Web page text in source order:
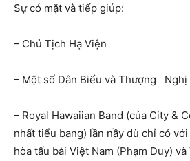
Sự có mặt và tiếp giúp:
– Chủ Tịch Hạ Viện
– Một số Dân Biểu và Thượng Nghị
– Royal Hawaiian Band (của City &
nhất tiểu bang) lần nầy dù chỉ có
hòa tấu bài Việt Nam (Phạm Duy)